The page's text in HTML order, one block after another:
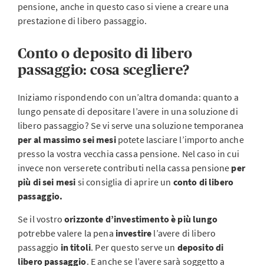
pensione, anche in questo caso si viene a creare una
prestazione di libero passaggio.
Conto o deposito di libero
passaggio: cosa scegliere?
Iniziamo rispondendo con un’altra domanda: quanto a
lungo pensate di depositare l’avere in una soluzione di
libero passaggio? Se vi serve una soluzione temporanea
per al massimo sei mesipotete lasciare l’importo anche
presso la vostra vecchia cassa pensione. Nel caso in cui
invece non verserete contributi nella cassa pensione per
più di sei mesi si consiglia di aprire un conto di libero
passaggio.
Se il vostroorizzonte d’investimento è più lungo
potrebbe valere la pena investire l’avere di libero
passaggio in titoli. Per questo serve un deposito di
libero passaggio. E anche se l’avere sarà soggetto a